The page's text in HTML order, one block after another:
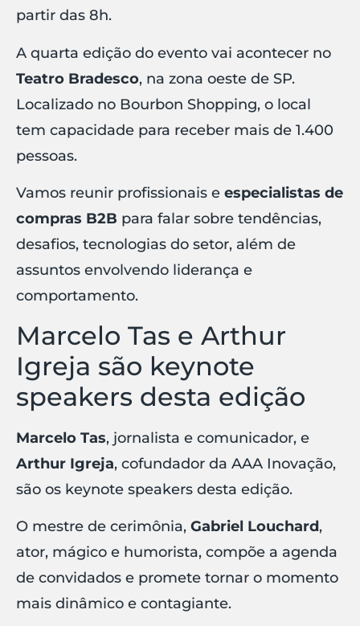
partir das 8h.
A quarta edição do evento vai acontecer no
Teatro Bradesco, na zona oeste de SP.
Localizado no Bourbon Shopping, o local
tem capacidade para receber mais de 1.400
pessoas.
Vamos reunir profissionais e especialistas de
compras B2B para falar sobre tendências,
desafios, tecnologias do setor, além de
assuntos envolvendo liderança e
comportamento.
Marcelo Tas e Arthur
Igreja são keynote
speakers desta edição
Marcelo Tas, jornalista e comunicador, e
Arthur Igreja, cofundador da AAA Inovação,
são os keynote speakers desta edição.
O mestre de cerimônia, Gabriel Louchard,
ator, mágico e humorista, compõe a agenda
de convidados e promete tornar o momento
mais dinâmico e contagiante.